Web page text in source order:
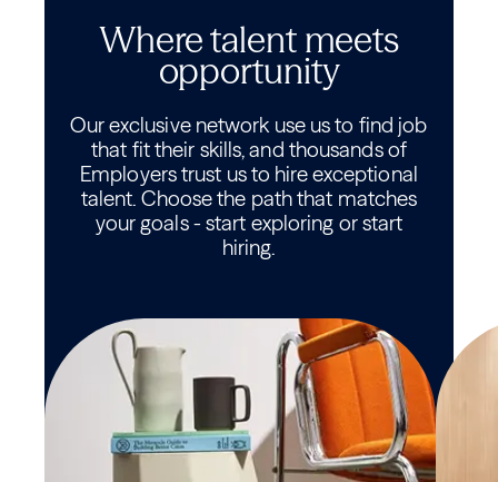
Where talent meets
opportunity
Our exclusive network use us to find job
that fit their skills, and thousands of
Employers trust us to hire exceptional
talent. Choose the path that matches
your goals - start exploring or start
hiring.